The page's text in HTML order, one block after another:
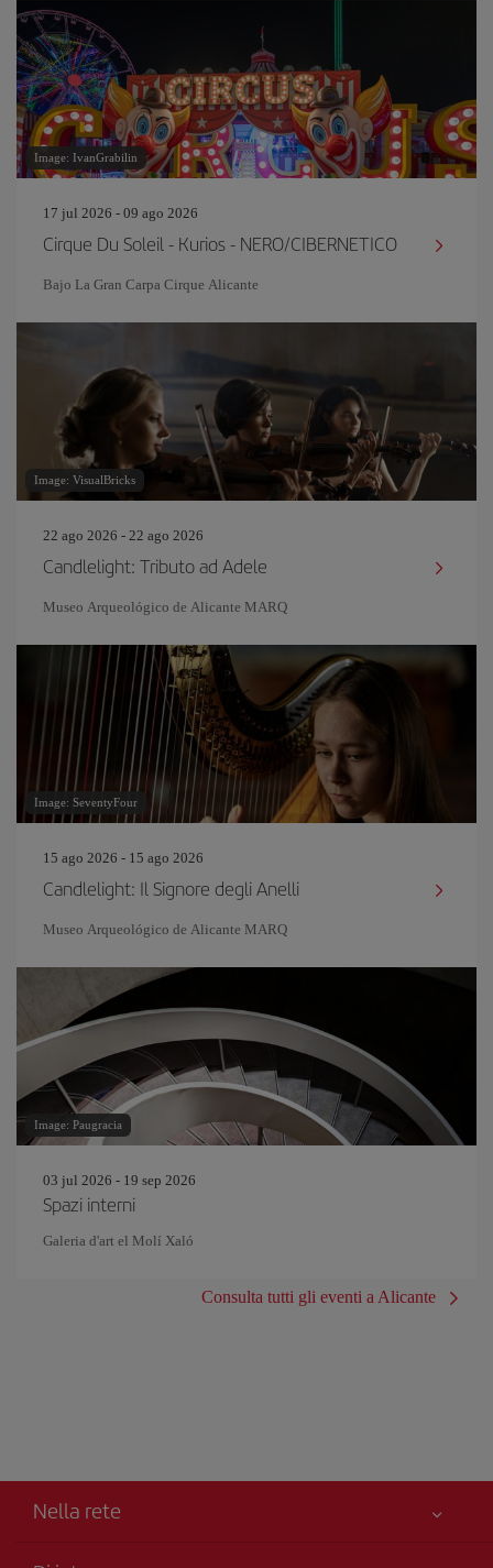
Image: IvanGrabilin
17 jul 2026 - 09 ago 2026
Cirque Du Soleil - Kurios - NERO/CIBERNETICO
Bajo La Gran Carpa Cirque Alicante
Image: VisualBricks
22 ago 2026 - 22 ago 2026
Candlelight: Tributo ad Adele
Museo Arqueológico de Alicante MARQ
Image: SeventyFour
15 ago 2026 - 15 ago 2026
Candlelight: Il Signore degli Anelli
Museo Arqueológico de Alicante MARQ
Image: Paugracia
03 jul 2026 - 19 sep 2026
Spazi interni
Galeria d'art el Molí Xaló
Consulta tutti gli eventi a Alicante
Nella rete